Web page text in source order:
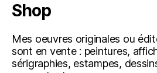
Shop
Mes oeuvres originales ou
sont en vente : peintures,
sérigraphies, estampes,